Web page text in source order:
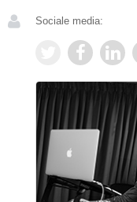
Sociale media: